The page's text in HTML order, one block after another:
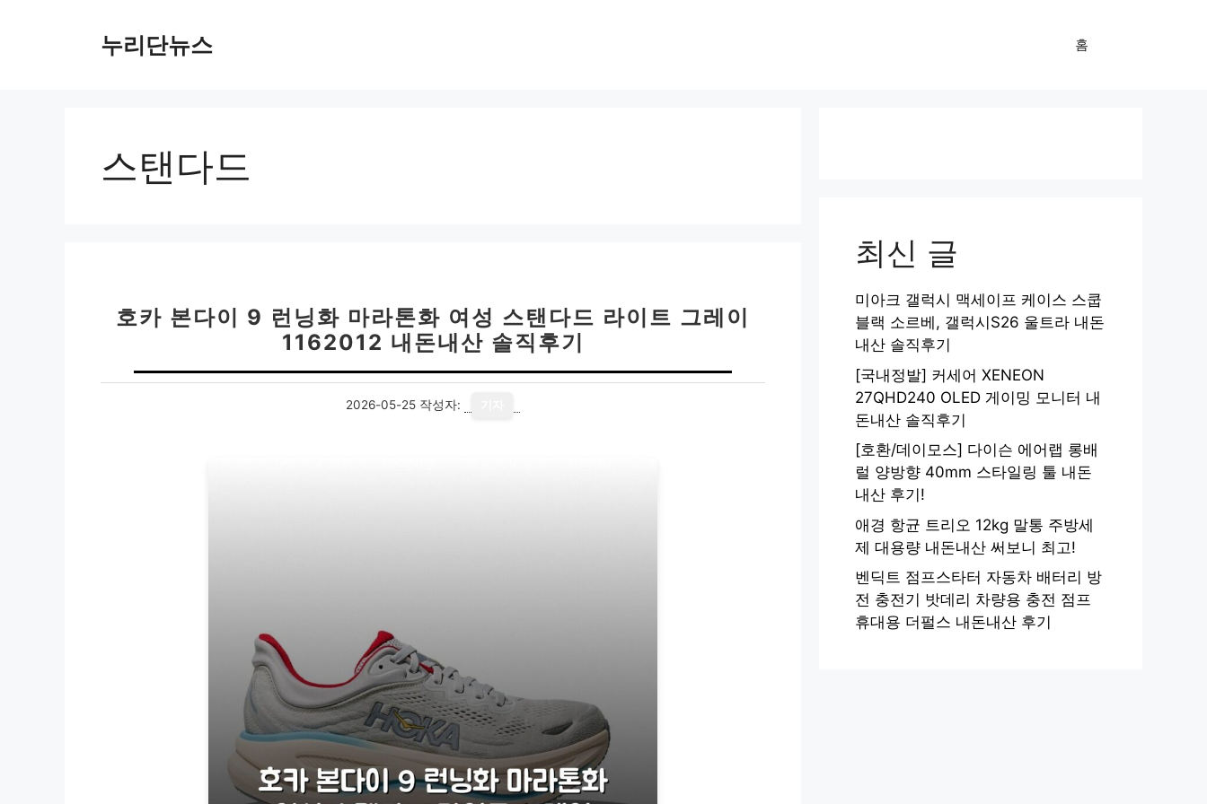
누리단뉴스 홈
스탠다드
호카 본다이 9 런닝화 마라톤화 여성 스탠다드 라이트 그레이
1162012 내돈내산 솔직후기
2026-05-25 작성자:
최신 글
미아크 갤럭시 맥세이프 케이스 스쿱
블랙 소르베, 갤럭시S26 울트라 내돈
내산 솔직후기
[국내정발] 커세어 XENEON
27QHD240 OLED 게이밍 모니터 내
돈내산 솔직후기
[호환/데이모스] 다이슨 에어랩 롱배
럴 양방향 40mm 스타일링 툴 내돈
내산 후기!
애경 항균 트리오 12kg 말통 주방세
제 대용량 내돈내산 써보니 최고!
벤딕트 점프스타터 자동차 배터리 방
전 충전기 밧데리 차량용 충전 점프
휴대용 더펄스 내돈내산 후기